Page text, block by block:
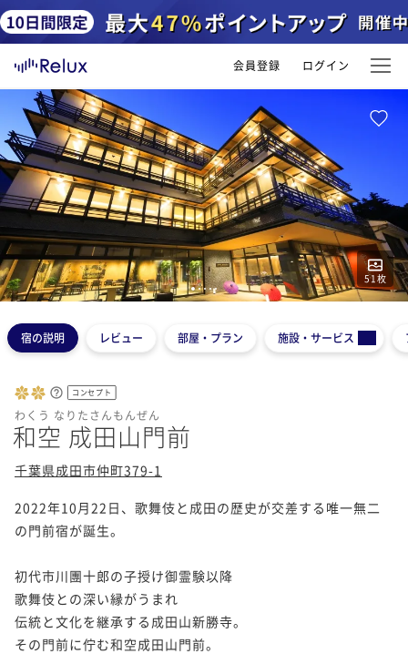
会員登録 ログイン
51 枚
12345
宿の説明 レビュー 部屋・プラン 施設・サービス
コンセプト
わくう なりたさんもんぜん
和空 成田山門前
千葉県成田市仲町379-1
2022年10月22日、歌舞伎と成田の歴史が交差する唯一無二
の門前宿が誕生。
初代市川團十郎の子授け御霊験以降
歌舞伎との深い縁がうまれ
伝統と文化を継承する成田山新勝寺。
その門前に佇む和空成田山門前。